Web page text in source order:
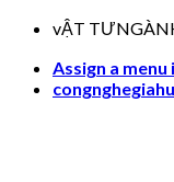
Skip
content
vẬT
Assign a